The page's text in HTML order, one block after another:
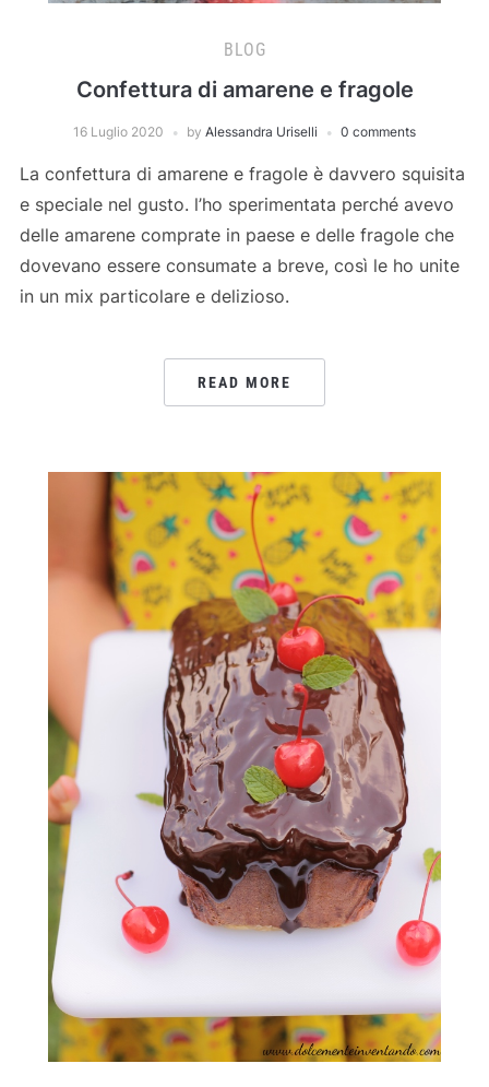
BLOG
Confettura di amarene e fragole
16 Luglio 2020 by Alessandra Uriselli 0 comments
La confettura di amarene e fragole è davvero squisita
e speciale nel gusto. l’ho sperimentata perché avevo
delle amarene comprate in paese e delle fragole che
dovevano essere consumate a breve, così le ho unite
in un mix particolare e delizioso.
READ MORE